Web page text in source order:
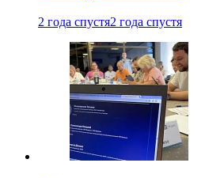
2 года спустя2 года спустя